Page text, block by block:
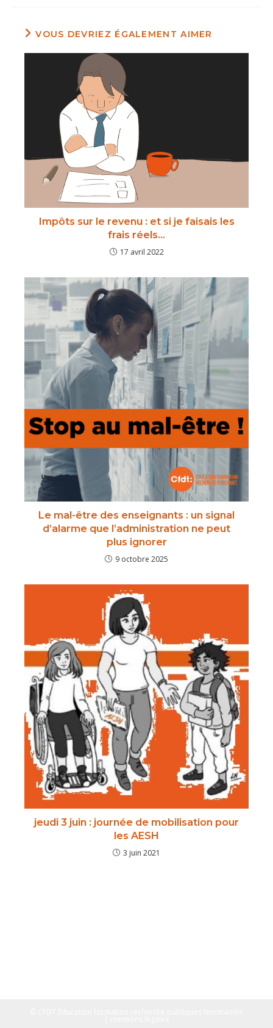
VOUS DEVRIEZ ÉGALEMENT AIMER
Impôts sur le revenu : et si je faisais les
frais réels…
17 avril 2022
Le mal-être des enseignants : un signal
d’alarme que l’administration ne peut
plus ignorer
9 octobre 2025
jeudi 3 juin : journée de mobilisation pour
les AESH
3 juin 2021